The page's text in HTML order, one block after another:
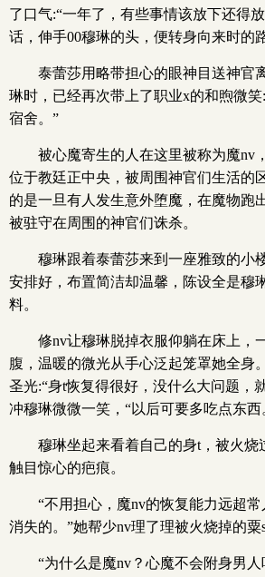
了口气:“一年了，有些事情该放下还得
话，伸手00穆琳的头，便转身向来时的
泰蕾莎用略带担心的眼神目送神官
琳时，已经再次带上了职业x的和煦微笑
宿舍。”
被心魔寄生的人在这里被称为魔nv
位于教廷正中央，被周围神官们生活的
的是一旦有人发生意外堕魔，在魔物跑
被驻守在周围的神官们诛杀。
穆琳跟着泰蕾莎来到一座雅致的小
安排好，布置简洁却温馨，陈设全是穆
料。
修nv让穆琳脱掉衣服仰躺在床上，
腹，温暖的微光从手心泛起笼罩她全身
圣光:“身t恢复得很好，没什么大问题，
冲穆琳微微一笑，“以后可要多吃点东西
穆琳坐起来看着自己的身t，被火烧
触目惊心的疤痕。
“不用担心，魔nv的恢复能力远超
消失的。”她帮少nv理了理被火烧掉的粟
“为什么是魔nv？心魔不会附身男